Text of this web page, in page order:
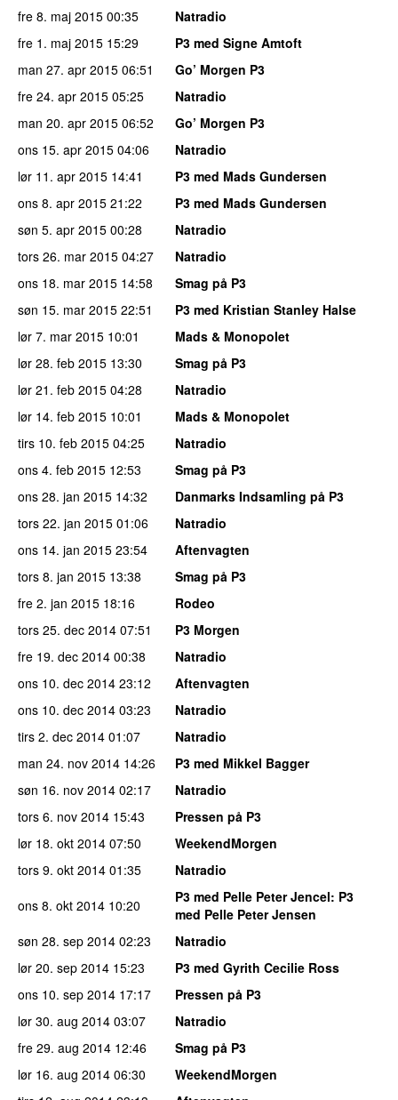
fre 8. maj 2015 00:35
Natradio
fre 1. maj 2015 15:29
P3 med Signe Amtoft
man 27. apr 2015 06:51
Go’ Morgen P3
fre 24. apr 2015 05:25
Natradio
man 20. apr 2015 06:52
Go’ Morgen P3
ons 15. apr 2015 04:06
Natradio
lør 11. apr 2015 14:41
P3 med Mads Gundersen
ons 8. apr 2015 21:22
P3 med Mads Gundersen
søn 5. apr 2015 00:28
Natradio
tors 26. mar 2015 04:27
Natradio
ons 18. mar 2015 14:58
Smag på P3
søn 15. mar 2015 22:51
P3 med Kristian Stanley Halse
lør 7. mar 2015 10:01
Mads & Monopolet
lør 28. feb 2015 13:30
Smag på P3
lør 21. feb 2015 04:28
Natradio
lør 14. feb 2015 10:01
Mads & Monopolet
tirs 10. feb 2015 04:25
Natradio
ons 4. feb 2015 12:53
Smag på P3
ons 28. jan 2015 14:32
Danmarks Indsamling på P3
tors 22. jan 2015 01:06
Natradio
ons 14. jan 2015 23:54
Aftenvagten
tors 8. jan 2015 13:38
Smag på P3
fre 2. jan 2015 18:16
Rodeo
tors 25. dec 2014 07:51
P3 Morgen
fre 19. dec 2014 00:38
Natradio
ons 10. dec 2014 23:12
Aftenvagten
ons 10. dec 2014 03:23
Natradio
tirs 2. dec 2014 01:07
Natradio
man 24. nov 2014 14:26
P3 med Mikkel Bagger
søn 16. nov 2014 02:17
Natradio
tors 6. nov 2014 15:43
Pressen på P3
lør 18. okt 2014 07:50
WeekendMorgen
tors 9. okt 2014 01:35
Natradio
ons 8. okt 2014 10:20 P3 med Pelle Peter Jencel: P3
med Pelle Peter Jensen
søn 28. sep 2014 02:23
Natradio
lør 20. sep 2014 15:23
P3 med Gyrith Cecilie Ross
ons 10. sep 2014 17:17
Pressen på P3
lør 30. aug 2014 03:07
Natradio
fre 29. aug 2014 12:46
Smag på P3
lør 16. aug 2014 06:30
WeekendMorgen